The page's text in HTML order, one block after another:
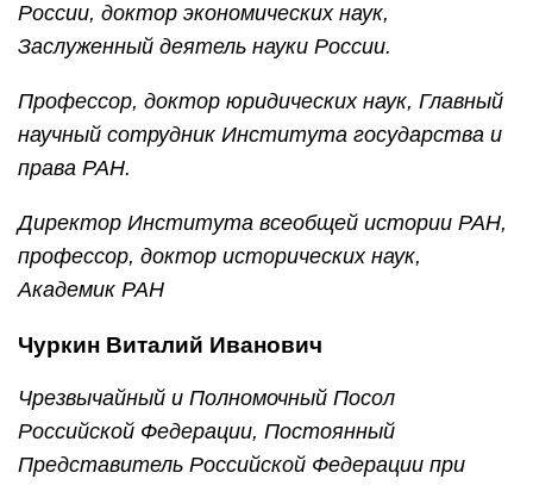
России, доктор экономических наук,
Заслуженный деятель науки России.
Профессор, доктор юридических наук, Главный
научный сотрудник Института государства и
права РАН.
Директор Института всеобщей истории РАН,
профессор, доктор исторических наук,
Академик РАН
Чуркин Виталий Иванович
Чрезвычайный и Полномочный Посол
Российской Федерации, Постоянный
Представитель Российской Федерации при